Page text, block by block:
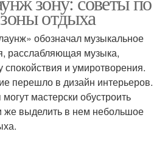
отдыха
обозначал музыкальное
расслабляющая музыка,
и умиротворения.
перешло в дизайн интерьеров.
мастерски обустроить
выделить в нем небольшое